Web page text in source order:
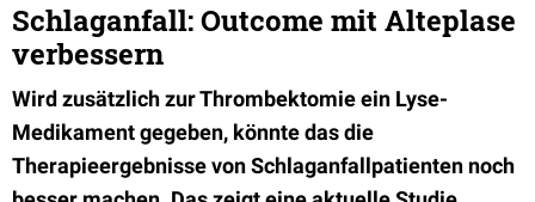
Schlaganfall: Outcome mit Alteplase
verbessern
Wird zusätzlich zur Thrombektomie ein Lyse-
Medikament gegeben, könnte das die
Therapieergebnisse von Schlaganfallpatienten noch